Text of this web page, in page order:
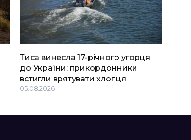
Тиса винесла 17-річного угорця
до України: прикордонники
встигли врятувати хлопця
05.08.2026